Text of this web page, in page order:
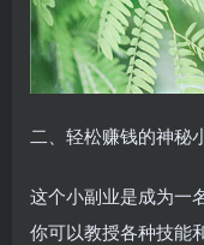
二、轻松赚钱的神秘
这个小副业是成为一
你可以教授各种技能